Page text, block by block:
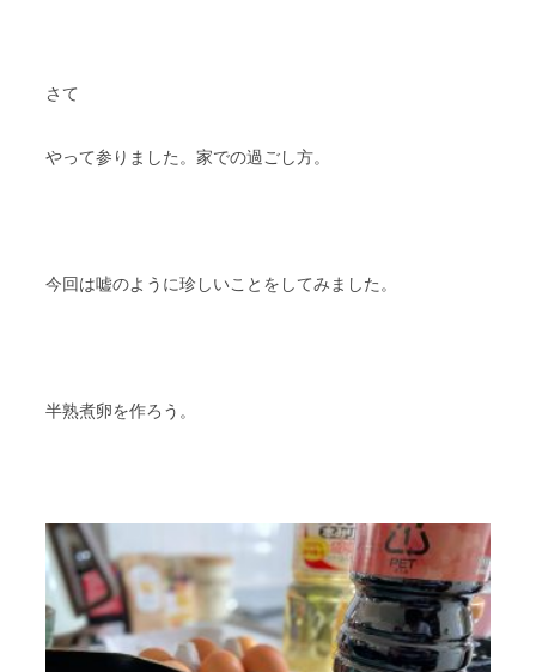
さて
やって参りました。家での過ごし方。
今回は嘘のように珍しいことをしてみました。
半熟煮卵を作ろう。